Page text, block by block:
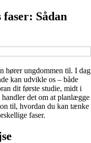
faser: Sådan
hører ungdommen til. I dag
kan udvikle os – både
dit første studie, midt i
det om at planlægge
til, hvordan du kan tænke
faser.